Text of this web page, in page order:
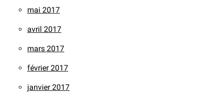
mai 2017
avril 2017
mars 2017
février 2017
janvier 2017